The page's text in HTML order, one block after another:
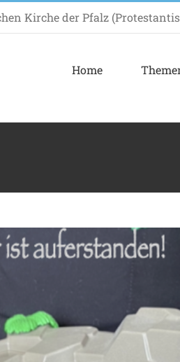
Kirche der Pfalz
Home
Allgemein Impuls Inspiration